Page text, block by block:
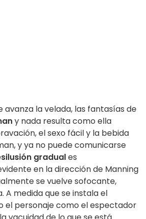
avanza la velada, las fantasías de
y nada resulta como ella
el sexo fácil y la bebida
y ya no puede comunicarse
graduales
en la dirección de Manning
se vuelve sofocante,
A medida que se instala el
el personaje como el espectador